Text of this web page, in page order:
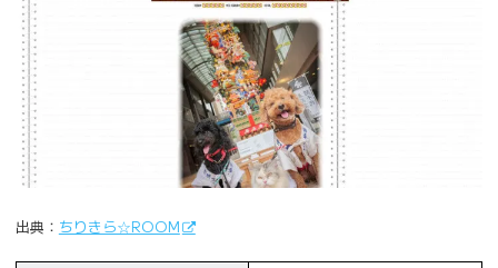
出典： ちりきら☆ROOM